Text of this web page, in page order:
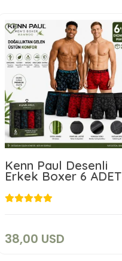
Kenn Paul Desenli
Erkek Boxer 6 ADET
38,00 USD
38,00 USD